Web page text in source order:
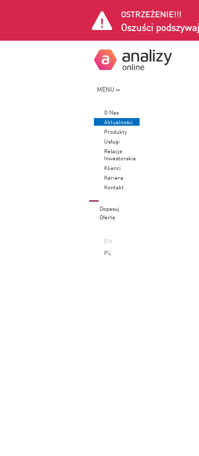
OSTRZEŻENIE!!!
Oszuści
MENU
O Nas
Aktualności
Produkty
Usługi
Relacje
Inwestorskie
Klienci
Kariera
Kontakt
Dopasuj
Ofertę
EN
PL